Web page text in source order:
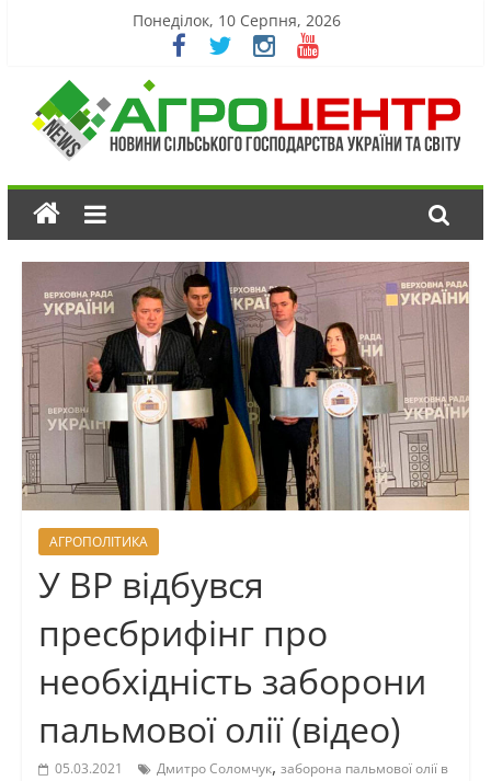
Понеділок, 10 Серпня, 2026
АГРОПОЛІТИКА
У ВР відбувся
пресбрифінг про
необхідність заборони
пальмової олії (відео)
05.03.2021 Дмитро Соломчук, заборона пальмової олії в